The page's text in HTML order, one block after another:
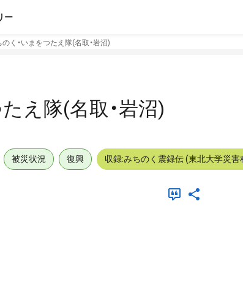
ー
のく・いまをつたえ隊(名取・岩沼)
え隊(名取・岩沼)
被災状況 復興 収録:みちのく震録伝 (東北大学災